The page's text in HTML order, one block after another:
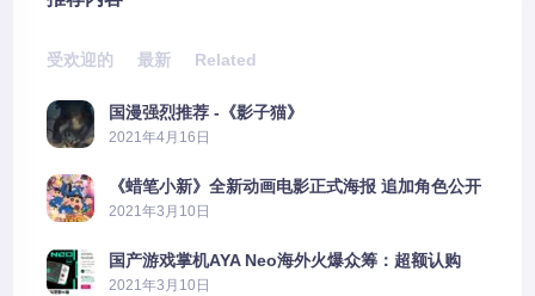
受欢迎的 最新 Related
国漫强烈推荐 -《影子猫》
2021年4月16日
《蜡笔小新》全新动画电影正式海报 追加角色公开
2021年3月10日
国产游戏掌机AYA Neo海外火爆众筹：超额认购
2606%
2021年3月10日